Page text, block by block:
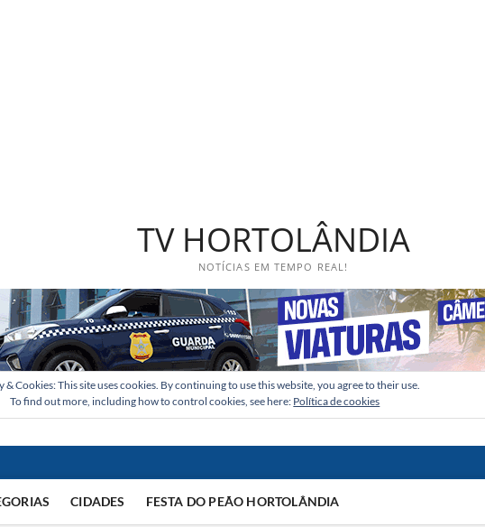
TV HORTOLÂNDIA
NOTÍCIAS EM TEMPO REAL!
& Cookies: This site uses cookies. By continuing to use this website, you agree to their use.
To find out more, including how to control cookies, see here: Política de cookies
CIDADES FESTA DO PEÃO HORTOLÂNDIA